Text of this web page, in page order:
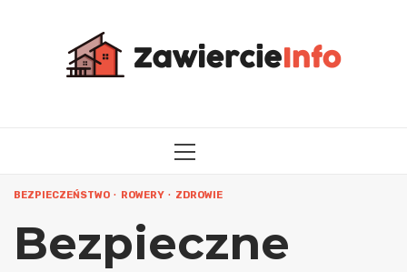
MENU
BEZPIECZEŃSTWO ROWERY ZDROWIE
Bezpieczne